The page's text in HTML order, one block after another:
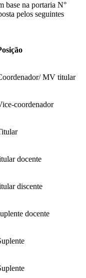
base na portaria N°
pelos seguintes
MV titular
coordenador
docente
discente
docente